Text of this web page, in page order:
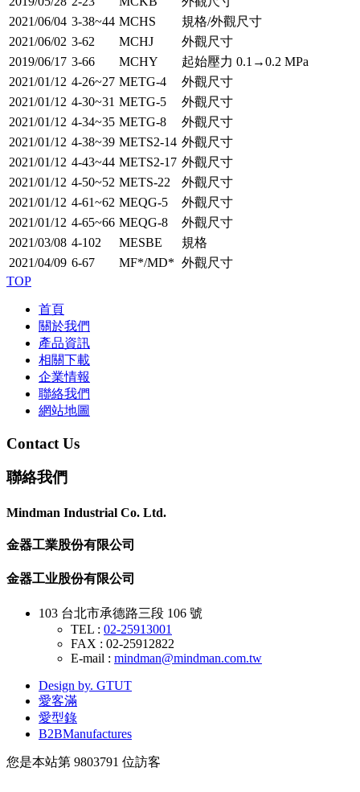
2021/06/04 3-38~44 MCHS
規格/外觀尺寸
2021/06/02 3-62 MCHJ
外觀尺寸
2019/06/17 3-66 MCHY
起始壓力 0.1→0.2 MPa
2021/01/12 4-26~27 METG-4
外觀尺寸
2021/01/12 4-30~31 METG-5
外觀尺寸
2021/01/12 4-34~35 METG-8
外觀尺寸
2021/01/12 4-38~39 METS2-14 外觀尺寸
2021/01/12 4-43~44 METS2-17 外觀尺寸
2021/01/12 4-50~52 METS-22
外觀尺寸
2021/01/12 4-61~62 MEQG-5
外觀尺寸
2021/01/12 4-65~66 MEQG-8
外觀尺寸
2021/03/08 4-102 MESBE
規格
2021/04/09 6-67 MF*/MD* 外觀尺寸
TOP
首頁
關於我們
產品資訊
相關下載
企業情報
聯絡我們
網站地圖
Contact Us
聯絡我們
Mindman Industrial Co. Ltd.
金器工業股份有限公司
金器工业股份有限公司
103 台北市承德路三段 106 號
TEL : 02-25913001
FAX : 02-25912822
E-mail : mindman@mindman.com.tw
Design by. GTUT
愛客滿
愛型錄
B2BManufactures
您是本站第 9803791 位訪客